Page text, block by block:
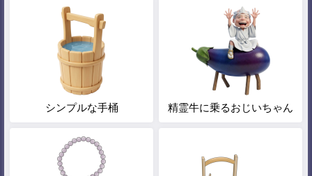
シンプルな手桶 精霊牛に乗るおじいちゃん